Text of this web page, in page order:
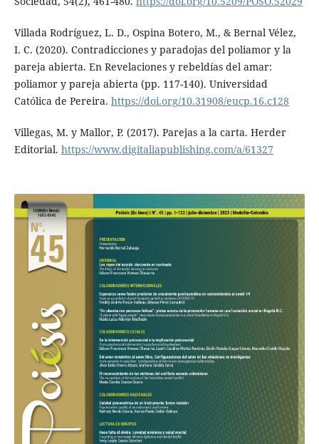
Villada Rodríguez, L. D., Ospina Botero, M., & Bernal Vélez,
I. C. (2020). Contradicciones y paradojas del poliamor y la
pareja abierta. En Revelaciones y rebeldías del amar:
poliamor y pareja abierta (pp. 117-140). Universidad
Católica de Pereira. https://doi.org/10.31908/eucp.16.c128
Villegas, M. y Mallor, P. (2017). Parejas a la carta. Herder
Editorial. https://www.digitaliapublishing.com/a/61327